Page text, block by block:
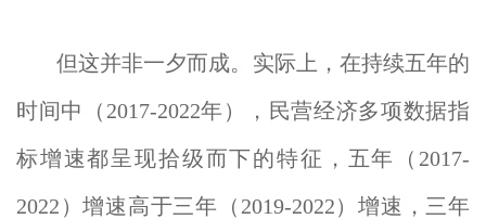
但这并非一夕而成。实际上，在持续五年的
时间中（2017-2022年），民营经济多项数据指
标增速都呈现拾级而下的特征，五年（2017-
2022）增速高于三年（2019-2022）增速，三年